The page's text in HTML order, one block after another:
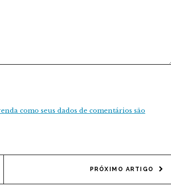
como seus dados de comentários são
PRÓXIMO ARTIGO